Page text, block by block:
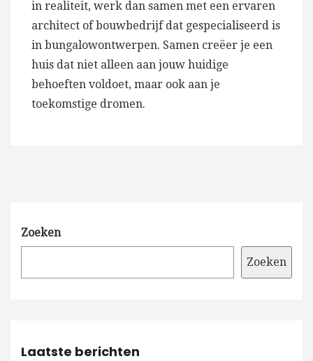
in realiteit, werk dan samen met een ervaren
architect of bouwbedrijf dat gespecialiseerd is
in bungalowontwerpen. Samen creëer je een
huis dat niet alleen aan jouw huidige
behoeften voldoet, maar ook aan je
toekomstige dromen.
Zoeken
Zoeken
Laatste berichten